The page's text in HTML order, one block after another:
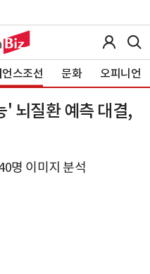
스조선 문화 오피니언
' 뇌질환 예측 대결,
명 이미지 분석